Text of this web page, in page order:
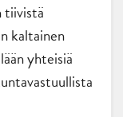
tiivistä
kaltainen
yhteisiä